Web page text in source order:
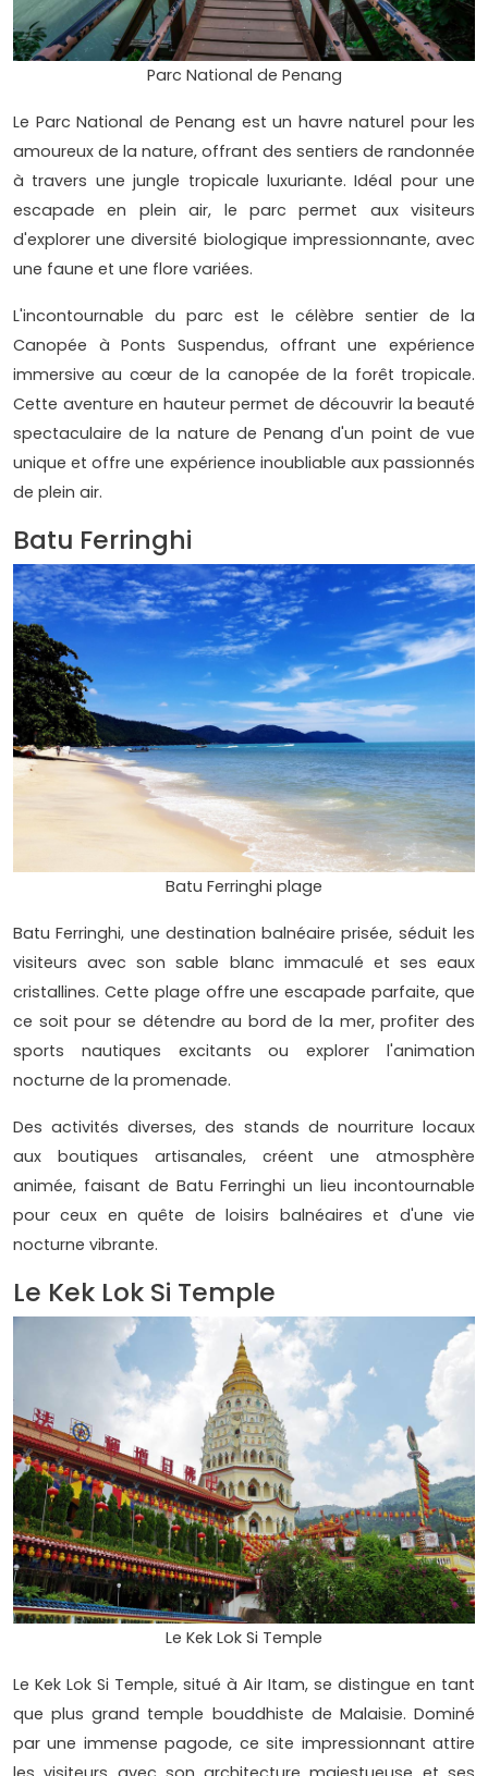
Parc National de Penang
Le Parc National de Penang est un havre naturel pour les
amoureux de la nature, offrant des sentiers de randonnée
à travers une jungle tropicale luxuriante. Idéal pour une
escapade en plein air, le parc permet aux visiteurs
d'explorer une diversité biologique impressionnante, avec
une faune et une flore variées.
L'incontournable du parc est le célèbre sentier de la
Canopée à Ponts Suspendus, offrant une expérience
immersive au cœur de la canopée de la forêt tropicale.
Cette aventure en hauteur permet de découvrir la beauté
spectaculaire de la nature de Penang d'un point de vue
unique et offre une expérience inoubliable aux passionnés
de plein air.
Batu Ferringhi
Batu Ferringhi plage
Batu Ferringhi, une destination balnéaire prisée, séduit les
visiteurs avec son sable blanc immaculé et ses eaux
cristallines. Cette plage offre une escapade parfaite, que
ce soit pour se détendre au bord de la mer, profiter des
sports nautiques excitants ou explorer l'animation
nocturne de la promenade.
Des activités diverses, des stands de nourriture locaux
aux boutiques artisanales, créent une atmosphère
animée, faisant de Batu Ferringhi un lieu incontournable
pour ceux en quête de loisirs balnéaires et d'une vie
nocturne vibrante.
Le Kek Lok Si Temple
Le Kek Lok Si Temple
Le Kek Lok Si Temple, situé à Air Itam, se distingue en tant
que plus grand temple bouddhiste de Malaisie. Dominé
par une immense pagode, ce site impressionnant attire